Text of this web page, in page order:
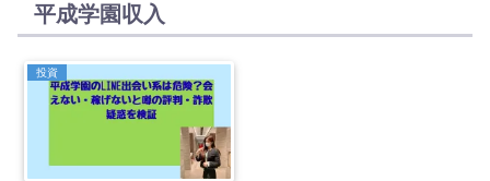
平成学園収入
投資